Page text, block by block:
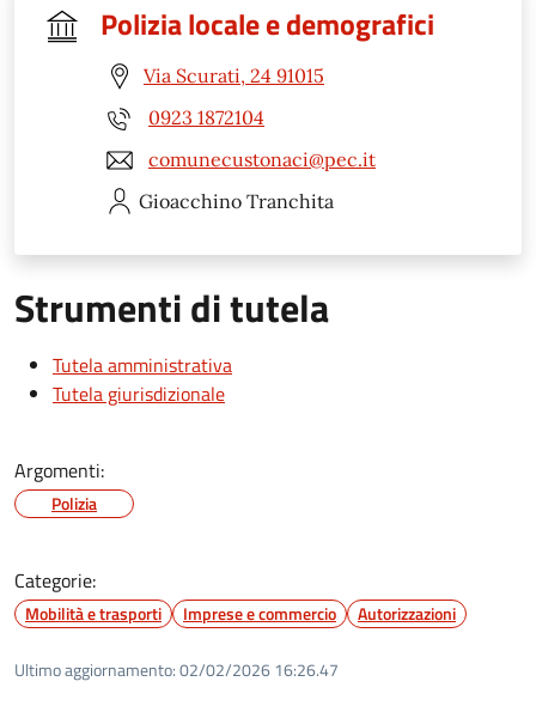
Polizia locale e demografici
Via Scurati, 24 91015
0923 1872104
comunecustonaci@pec.it
Gioacchino Tranchita
Strumenti di tutela
Tutela amministrativa
Tutela giurisdizionale
Argomenti:
Polizia
Categorie:
Mobilità e trasporti Imprese e commercio Autorizzazioni
Ultimo aggiornamento:02/02/2026 16:26.47